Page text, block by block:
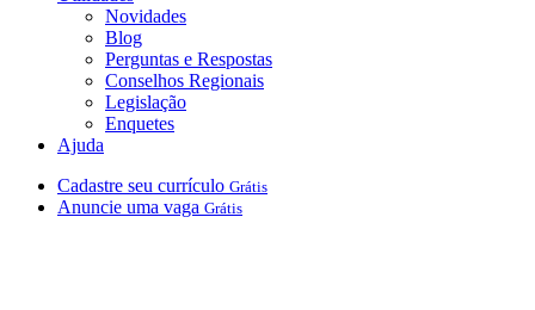
Novidades
Blog
Perguntas e Respostas
Conselhos Regionais
Legislação
Enquetes
Ajuda
Cadastre seu currículo Grátis
Anuncie uma vaga Grátis